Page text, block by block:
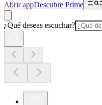
Abrir appDescubre Prime
¿Qué deseas escuchar?